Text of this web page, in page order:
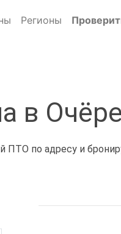
Регионы
в Очёре
ПТО по адресу и